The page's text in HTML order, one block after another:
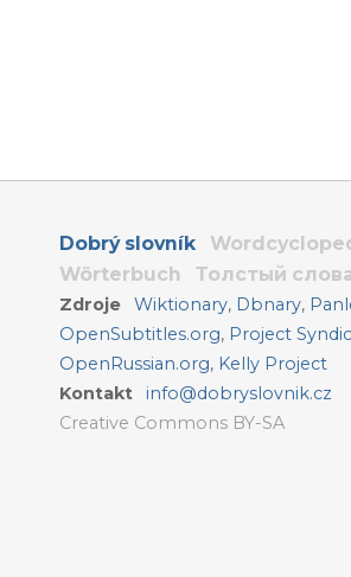
Dobrý slovník
Wörterbuch
Толстый
Zdroje Wiktionary, Dbnary,
OpenSubtitles.org, Project
OpenRussian.org, Kelly Project
Kontakt
info@dobryslovnik.cz
Creative Commons BY-SA